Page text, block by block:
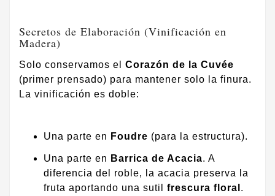
Secretos de Elaboración (Vinificación en
Madera)
Solo conservamos el Corazón de la Cuvée
(primer prensado) para mantener solo la finura.
La vinificación es doble:
Una parte en Foudre (para la estructura).
Una parte en Barrica de Acacia. A
diferencia del roble, la acacia preserva la
fruta aportando una sutil frescura floral .